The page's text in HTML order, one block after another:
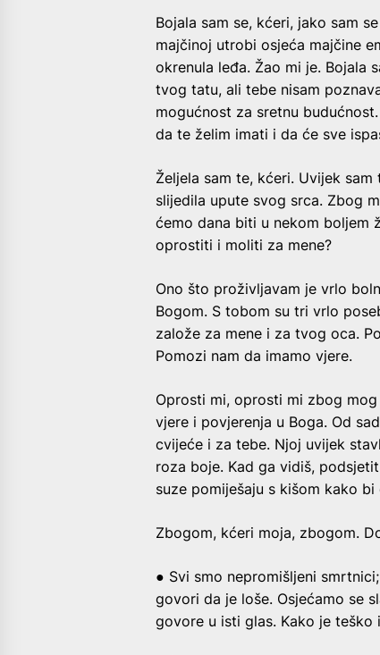
Bojala sam se, kćeri, jako sam
majčinoj utrobi osjeća majčine
okrenula leđa. Žao mi je. Bojala
tvog tatu, ali tebe nisam
mogućnost za sretnu
da te želim imati i da će sve
Željela sam te, kćeri. Uvijek
slijedila upute svog srca. Zbog
ćemo dana biti u nekom boljem
oprostiti i moliti za mene?
Ono što proživljavam je vrlo
Bogom. S tobom su tri vrlo
založe za mene i za tvog oca.
Pomozi nam da imamo vjere.
Oprosti mi, oprosti mi zbog
vjere i povjerenja u Boga. Od
cvijeće i za tebe. Njoj uvijek
roza boje. Kad ga vidiš,
suze pomiješaju s kišom kako
Zbogom, kćeri moja, zbogom.
● Svi smo nepromišljeni
govori da je loše. Osjećamo se
govore u isti glas. Kako je